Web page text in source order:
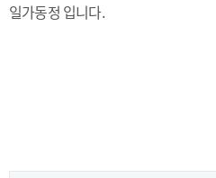
일가동정 입니다.